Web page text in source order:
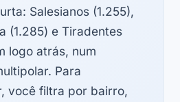
Salesianos (1.255),
(1.285) e Tiradentes
logo atrás, num
Para
você filtra por bairro,